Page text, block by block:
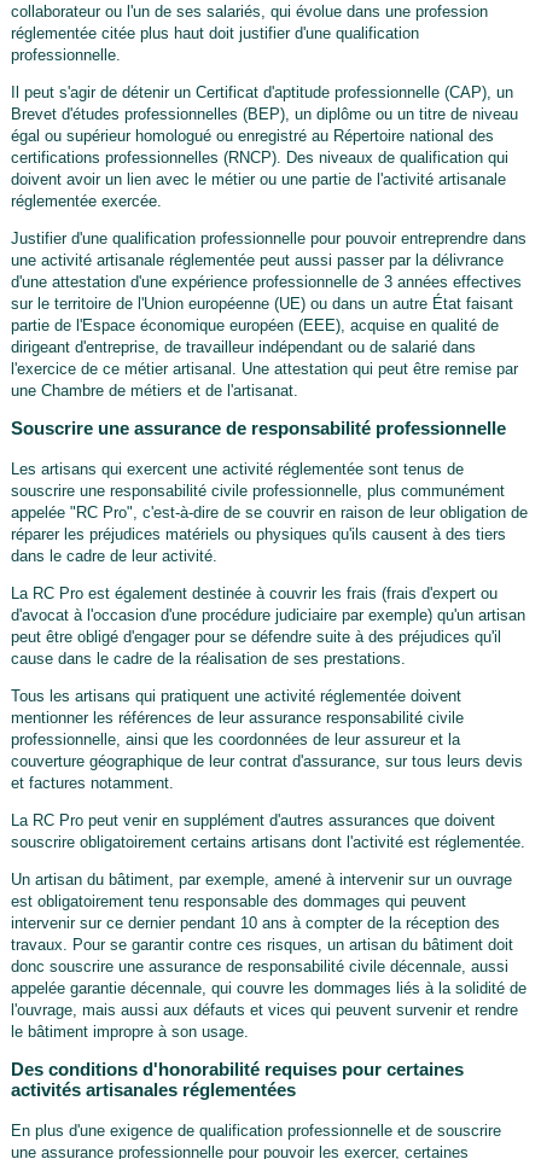
collaborateur ou l'un de ses salariés, qui évolue dans une profession
réglementée citée plus haut doit justifier d'une qualification
professionnelle.
Il peut s'agir de détenir un Certificat d'aptitude professionnelle (CAP), un
Brevet d'études professionnelles (BEP), un diplôme ou un titre de niveau
égal ou supérieur homologué ou enregistré au Répertoire national des
certifications professionnelles (RNCP). Des niveaux de qualification qui
doivent avoir un lien avec le métier ou une partie de l'activité artisanale
réglementée exercée.
Justifier d'une qualification professionnelle pour pouvoir entreprendre dans
une activité artisanale réglementée peut aussi passer par la délivrance
d'une attestation d'une expérience professionnelle de 3 années effectives
sur le territoire de l'Union européenne (UE) ou dans un autre État faisant
partie de l'Espace économique européen (EEE), acquise en qualité de
dirigeant d'entreprise, de travailleur indépendant ou de salarié dans
l'exercice de ce métier artisanal. Une attestation qui peut être remise par
une Chambre de métiers et de l'artisanat.
Souscrire une assurance de responsabilité professionnelle
Les artisans qui exercent une activité réglementée sont tenus de
souscrire une responsabilité civile professionnelle, plus communément
appelée "RC Pro", c'est-à-dire de se couvrir en raison de leur obligation de
réparer les préjudices matériels ou physiques qu'ils causent à des tiers
dans le cadre de leur activité.
La RC Pro est également destinée à couvrir les frais (frais d'expert ou
d'avocat à l'occasion d'une procédure judiciaire par exemple) qu'un artisan
peut être obligé d'engager pour se défendre suite à des préjudices qu'il
cause dans le cadre de la réalisation de ses prestations.
Tous les artisans qui pratiquent une activité réglementée doivent
mentionner les références de leur assurance responsabilité civile
professionnelle, ainsi que les coordonnées de leur assureur et la
couverture géographique de leur contrat d'assurance, sur tous leurs devis
et factures notamment.
La RC Pro peut venir en supplément d'autres assurances que doivent
souscrire obligatoirement certains artisans dont l'activité est réglementée.
Un artisan du bâtiment, par exemple, amené à intervenir sur un ouvrage
est obligatoirement tenu responsable des dommages qui peuvent
intervenir sur ce dernier pendant 10 ans à compter de la réception des
travaux. Pour se garantir contre ces risques, un artisan du bâtiment doit
donc souscrire une assurance de responsabilité civile décennale, aussi
appelée garantie décennale, qui couvre les dommages liés à la solidité de
l'ouvrage, mais aussi aux défauts et vices qui peuvent survenir et rendre
le bâtiment impropre à son usage.
Des conditions d'honorabilité requises pour certaines
activités artisanales réglementées
En plus d'une exigence de qualification professionnelle et de souscrire
une assurance professionnelle pour pouvoir les exercer, certaines